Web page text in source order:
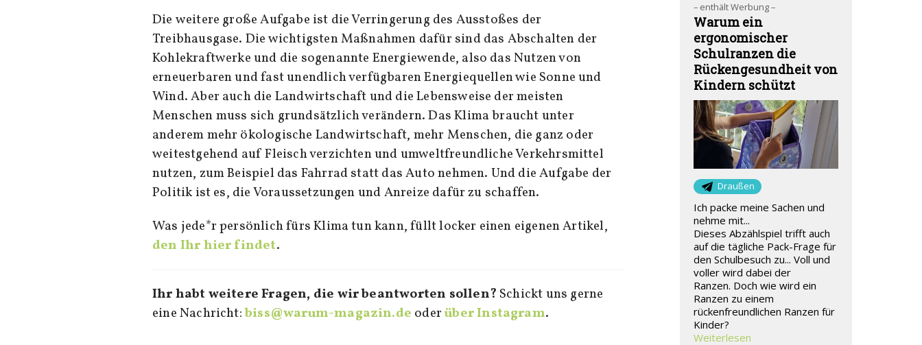
Die weitere große Aufgabe ist die Verringerung des Ausstoßes der
Treibhausgase. Die wichtigsten Maßnahmen dafür sind das Abschalten der
Kohlekraftwerke und die sogenannte Energiewende, also das Nutzen von
erneuerbaren und fast unendlich verfügbaren Energiequellen wie Sonne und
Wind. Aber auch die Landwirtschaft und die Lebensweise der meisten
Menschen muss sich grundsätzlich verändern. Das Klima braucht unter
anderem mehr ökologische Landwirtschaft, mehr Menschen, die ganz oder
weitestgehend auf Fleisch verzichten und umweltfreundliche Verkehrsmittel
nutzen, zum Beispiel das Fahrrad statt das Auto nehmen. Und die Aufgabe der
Politik ist es, die Voraussetzungen und Anreize dafür zu schaffen.
Was jede*r persönlich fürs Klima tun kann, füllt locker einen eigenen Artikel,
den Ihr hier findet.
Ihr habt weitere Fragen, die wir beantworten sollen? Schickt uns gerne
eine Nachricht:biss@warum-magazin.de oderüber Instagram.
– enthält Werbung –
Warum ein
ergonomischer
Schulranzen die
Rückengesundheit von
Kindern schützt
Draußen
Ich packe meine Sachen und
nehme mit...
Dieses Abzählspiel trifft auch
auf die tägliche Pack-Frage für
den Schulbesuch zu... Voll und
voller wird dabei der
Ranzen. Doch wie wird ein
Ranzen zu einem
rückenfreundlichen Ranzen für
Kinder?
Weiterlesen